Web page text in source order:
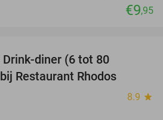
€9,95
Drink-diner (6 tot 80
Restaurant Rhodos
8.9 star